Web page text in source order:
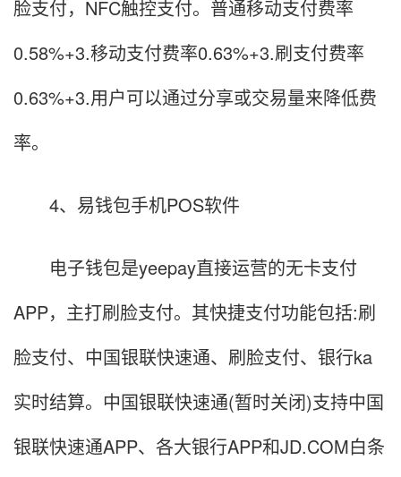
脸支付，NFC触控支付。普通移动支付费率
0.58%+3.移动支付费率0.63%+3.刷支付费率
0.63%+3.用户可以通过分享或交易量来降低费
率。
4、易钱包手机POS软件
电子钱包是yeepay直接运营的无卡支付
APP，主打刷脸支付。其快捷支付功能包括:刷
脸支付、中国银联快速通、刷脸支付、银行ka
实时结算。中国银联快速通(暂时关闭)支持中国
银联快速通APP、各大银行APP和JD.COM白条